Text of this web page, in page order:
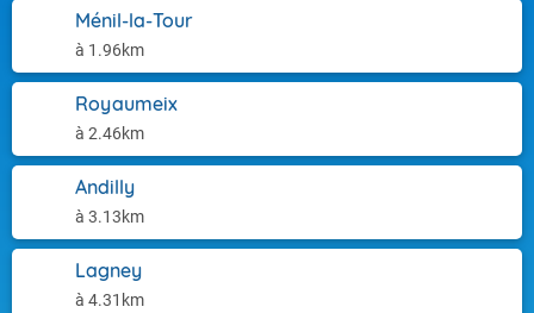
Ménil-la-Tour
à 1.96km
Royaumeix
à 2.46km
Andilly
à 3.13km
Lagney
à 4.31km